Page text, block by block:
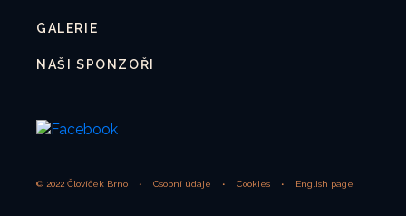
GALERIE
NAŠI SPONZOŘI
© 2022 Človíček Brno • Osobní údaje • Cookies • English page